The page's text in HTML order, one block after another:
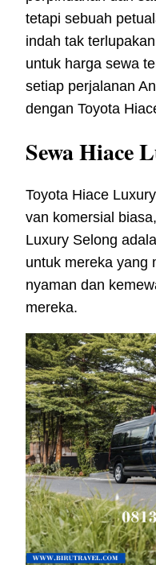
tetapi sebuah
indah tak
untuk harga sewa
setiap perjalanan
dengan Toyota
Sewa Hiace
Toyota Hiace
van komersial
Luxury Selong
untuk mereka yang
nyaman dan
mereka.